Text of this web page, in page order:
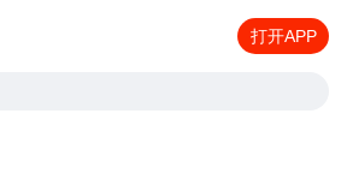
打开APP